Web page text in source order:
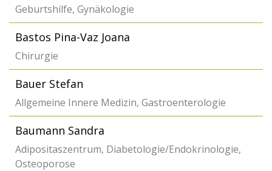
Geburtshilfe, Gynäkologie
Bastos Pina-Vaz Joana
Chirurgie
Bauer Stefan
Allgemeine Innere Medizin, Gastroenterologie
Baumann Sandra
Adipositaszentrum, Diabetologie/Endokrinologie,
Osteoporose